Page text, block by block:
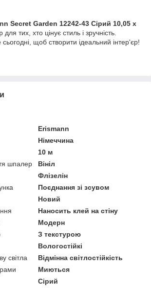
Secret Garden 12242-43 Сірий 10,05 x
тих, хто цінує стиль і зручність.
щоб створити ідеальний інтер'єр!
Erismann
Німеччина
10 м
шпалер
Вініл
Флізелін
Поєднання зі зсувом
Новий
Наносить клей на стіну
Модерн
З текстурою
Вологостійкі
світла
Відмінна світлостійкість
Миються
Сірий